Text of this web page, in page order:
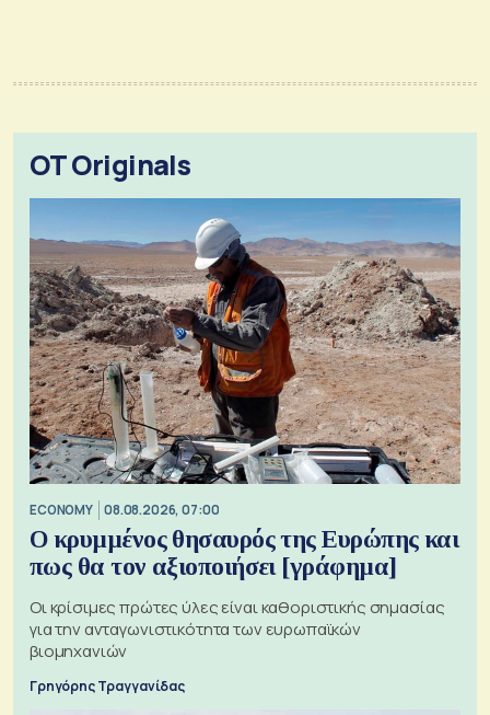
OT Originals
ECONOMY 08.08.2026, 07:00
Ο κρυμμένος θησαυρός της Ευρώπης και
πως θα τον αξιοποιήσει [γράφημα]
Οι κρίσιμες πρώτες ύλες είναι καθοριστικής σημασίας
για την ανταγωνιστικότητα των ευρωπαϊκών
βιομηχανιών
Γρηγόρης Τραγγανίδας